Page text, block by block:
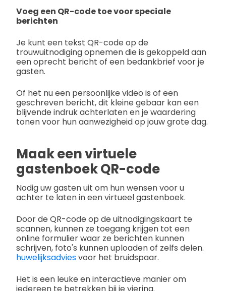
Voeg een QR-code toe voor speciale
berichten
Je kunt een tekst QR-code op de
trouwuitnodiging opnemen die is gekoppeld aan
een oprecht bericht of een bedankbrief voor je
gasten.
Of het nu een persoonlijke video is of een
geschreven bericht, dit kleine gebaar kan een
blijvende indruk achterlaten en je waardering
tonen voor hun aanwezigheid op jouw grote dag.
Maak een virtuele
gastenboek QR-code
Nodig uw gasten uit om hun wensen voor u
achter te laten in een virtueel gastenboek.
Door de QR-code op de uitnodigingskaart te
scannen, kunnen ze toegang krijgen tot een
online formulier waar ze berichten kunnen
schrijven, foto's kunnen uploaden of zelfs delen.
huwelijksadviesvoor het bruidspaar.
Het is een leuke en interactieve manier om
iedereen te betrekken bij je viering.